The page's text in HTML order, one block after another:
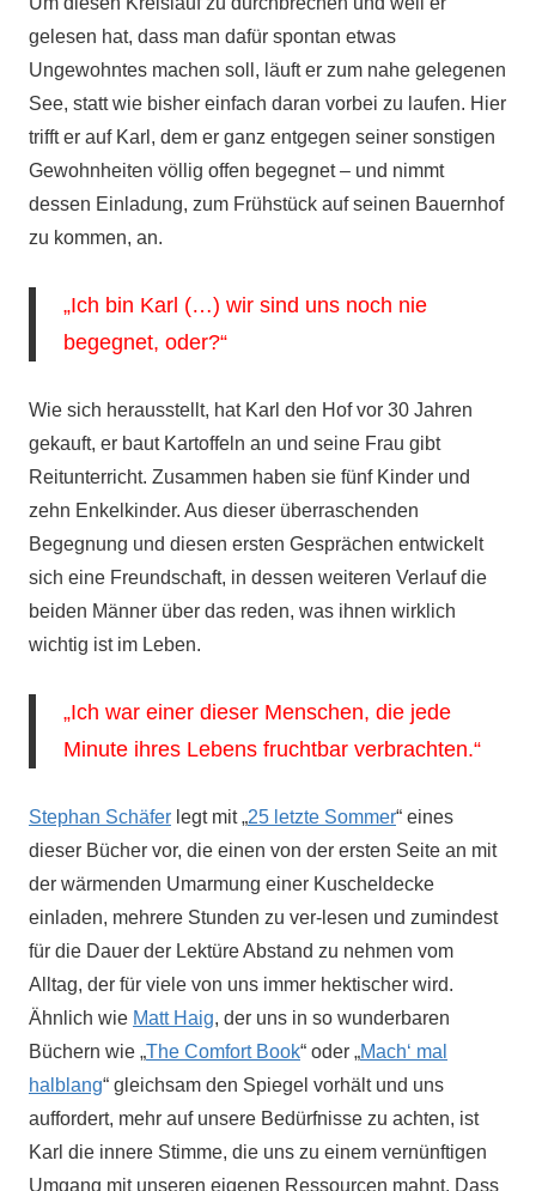
gelesen hat, dass man dafür spontan etwas
Ungewohntes machen soll, läuft er zum nahe gelegenen
See, statt wie bisher einfach daran vorbei zu laufen. Hier
trifft er auf Karl, dem er ganz entgegen seiner sonstigen
Gewohnheiten völlig offen begegnet – und nimmt
dessen Einladung, zum Frühstück auf seinen Bauernhof
zu kommen, an.
„Ich bin Karl (…) wir sind uns noch nie
begegnet, oder?“
Wie sich herausstellt, hat Karl den Hof vor 30 Jahren
gekauft, er baut Kartoffeln an und seine Frau gibt
Reitunterricht. Zusammen haben sie fünf Kinder und
zehn Enkelkinder. Aus dieser überraschenden
Begegnung und diesen ersten Gesprächen entwickelt
sich eine Freundschaft, in dessen weiteren Verlauf die
beiden Männer über das reden, was ihnen wirklich
wichtig ist im Leben.
„Ich war einer dieser Menschen, die jede
Minute ihres Lebens fruchtbar verbrachten.“
Stephan Schäfer legt mit „25 letzte Sommer“ eines
dieser Bücher vor, die einen von der ersten Seite an mit
der wärmenden Umarmung einer Kuscheldecke
einladen, mehrere Stunden zu ver-lesen und zumindest
für die Dauer der Lektüre Abstand zu nehmen vom
Alltag, der für viele von uns immer hektischer wird.
Ähnlich wie Matt Haig, der uns in so wunderbaren
Büchern wie „The Comfort Book“ oder „Mach‘ mal
halblang“ gleichsam den Spiegel vorhält und uns
auffordert, mehr auf unsere Bedürfnisse zu achten, ist
Karl die innere Stimme, die uns zu einem vernünftigen
Umgang mit unseren eigenen Ressourcen mahnt. Dass